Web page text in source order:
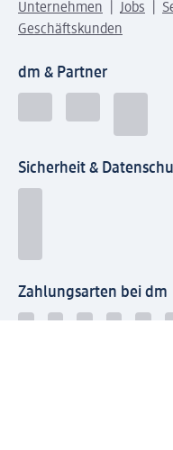
Unternehmen Jobs
Geschäftskunden
dm & Partner
Sicherheit &
Zahlungsarten bei dm